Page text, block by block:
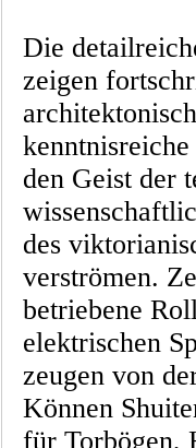
Die
zeigen
den Geist der
des
verströmen.
betriebene
elektrischen
zeugen von
Können
für Torbögen,